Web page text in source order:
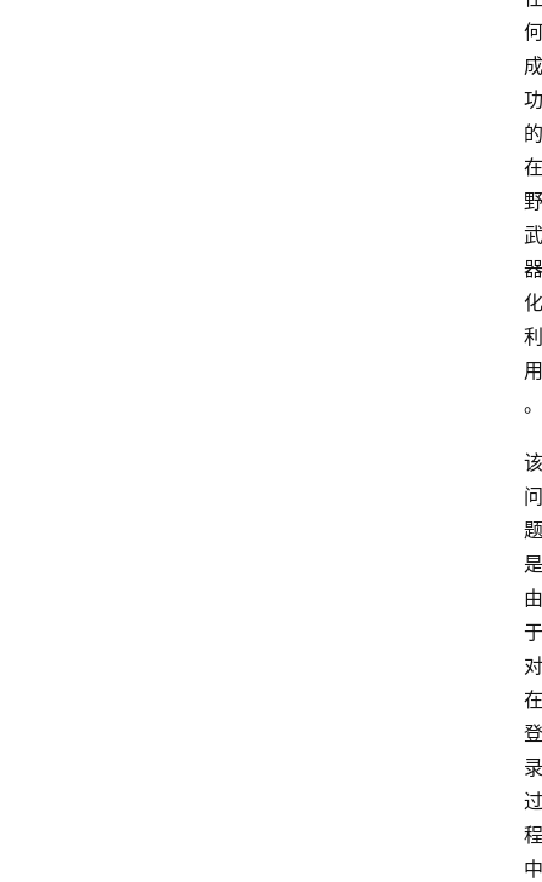
何
成
功
的
在
野
武
器
化
利
用
。
该
问
题
是
由
于
对
在
登
录
过
程
中